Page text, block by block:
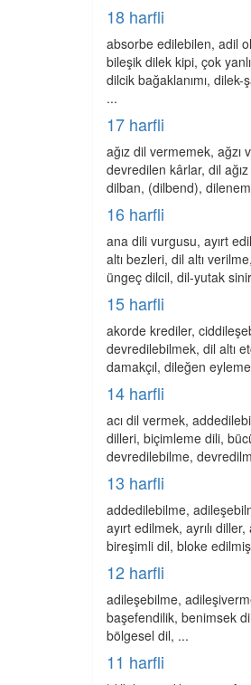
18 harfli
absorbe edilebilen, adil
bileşik dilek kipi, çok
dilcik bağaklanımı,
...
17 harfli
ağız dil vermemek,
devredilen kârlar, dil ağız
dilban, (dilbend),
16 harfli
ana dili vurgusu, ayırt
altı bezleri, dil altı
üngeç dilcil, dil-yutak
15 harfli
akorde krediler,
devredilebilmek, dil altı
damakçıl, dileğen
14 harfli
acı dil vermek,
dilleri, biçimleme dili,
devredilebilme,
13 harfli
addedilebilme,
ayırt edilmek, ayrılı
bireşimli dil, bloke
12 harfli
adileşebilme,
başefendilik, benimsek
bölgesel dil, ...
11 harfli